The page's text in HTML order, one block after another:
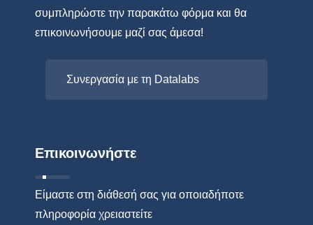
συμπληρώστε την παρακάτω φόρμα και θα
επικοινωνήσουμε μαζί σας άμεσα!
Συνεργασία με τη Datalabs
Επικοινωνήστε
Είμαστε στη διάθεσή σας για οποιαδήποτε
πληροφορία χρειαστείτε